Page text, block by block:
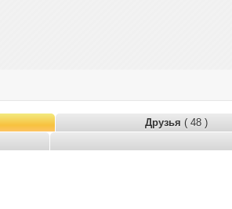
Друзья ( 48 )